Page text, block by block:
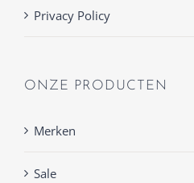
Privacy Policy
ONZE PRODUCTEN
Merken
Sale